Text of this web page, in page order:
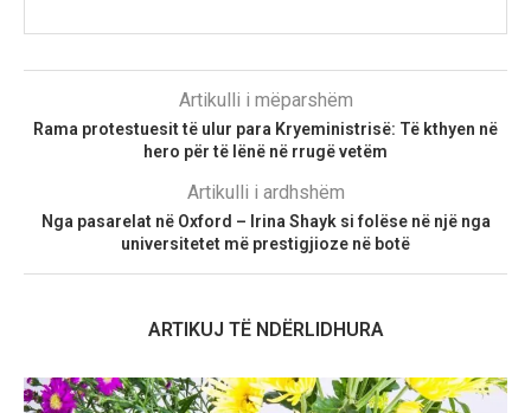
Artikulli i mëparshëm
Rama protestuesit të ulur para Kryeministrisë: Të kthyen në
hero për të lënë në rrugë vetëm
Artikulli i ardhshëm
Nga pasarelat në Oxford – Irina Shayk si folëse në një nga
universitetet më prestigjioze në botë
ARTIKUJ TË NDËRLIDHURA